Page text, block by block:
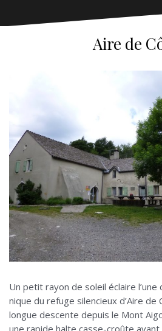
Aire de
Un petit rayon de soleil éclaire
nique du refuge silencieux d’Aire
longue descente depuis le Mont
une rapide halte casse-croûte